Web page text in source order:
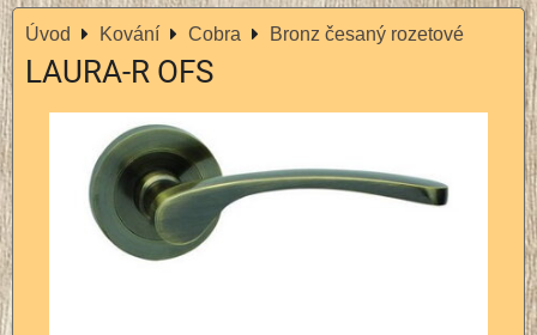
Úvod Kování Cobra Bronz česaný rozetové
LAURA-R OFS